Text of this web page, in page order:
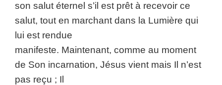
son salut éternel s’il est prêt à recevoir ce
salut, tout en marchant dans la Lumière qui
lui est rendue
manifeste. Maintenant, comme au moment
de Son incarnation, Jésus vient mais Il n’est
pas reçu ; Il